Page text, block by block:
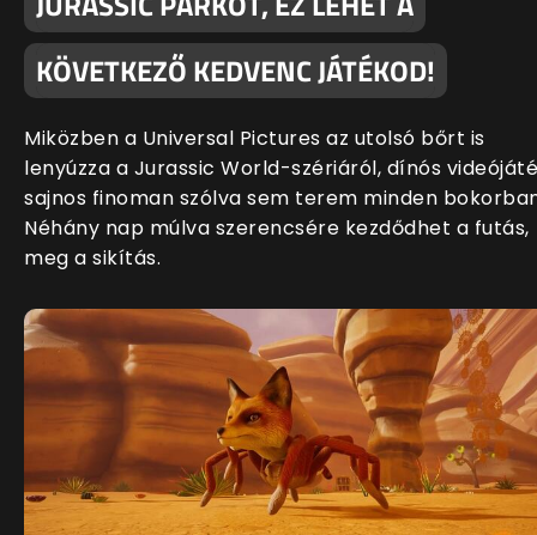
KÖVETKEZŐ KEDVENC JÁTÉKOD!
Miközben a Universal Pictures az utolsó bőrt is
lenyúzza a Jurassic World-szériáról, dínós
sajnos finoman szólva sem terem minden
Néhány nap múlva szerencsére kezdődhet a futás,
meg a sikítás.